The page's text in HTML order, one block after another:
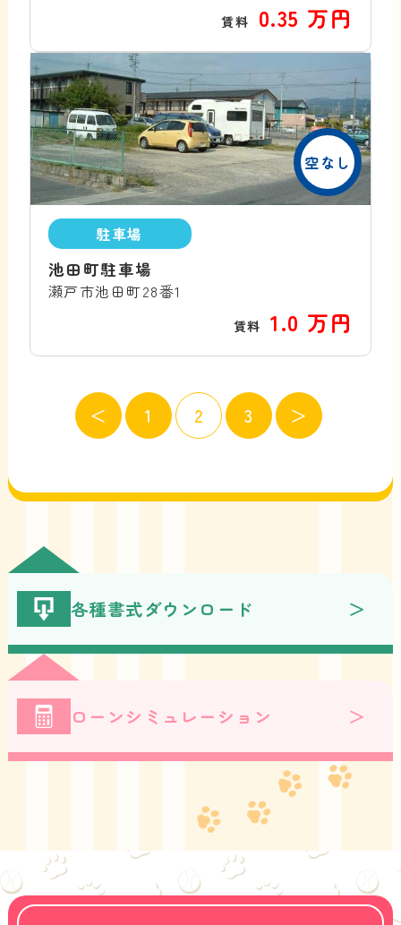
賃料 0.35 万円
空なし
駐車場
池田町駐車場
瀬戸市池田町28番1
賃料 1.0 万円
＜ 1 2 3 ＞
各種書式ダウンロード
ローンシミュレーション